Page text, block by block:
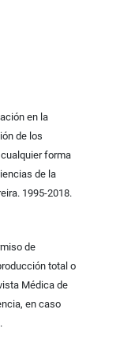
en la
de los
forma
de la
1995-2018.
de
total o
Médica de
en caso